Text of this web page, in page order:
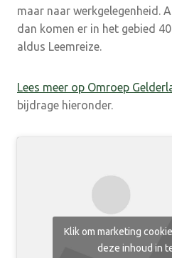
maar naar werkgelegenheid.
dan komen er in het gebied
aldus Leemreize.
Lees meer op Omroep
bijdrage hieronder.
Klik om marketing
deze inhoud in